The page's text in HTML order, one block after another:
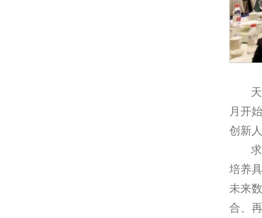
月开
创新
培养
未来
合、